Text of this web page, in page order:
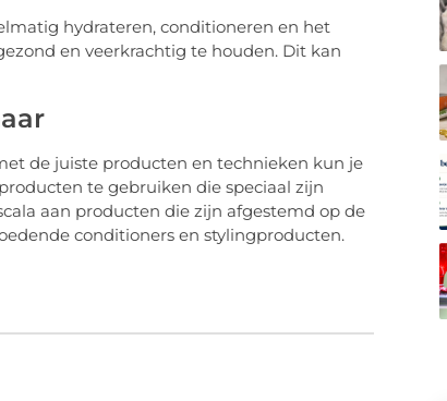
hydrateren, conditioneren en het
en veerkrachtig te houden. Dit kan
de juiste producten en technieken kun je
te gebruiken die speciaal zijn
aan producten die zijn afgestemd op de
conditioners en stylingproducten.